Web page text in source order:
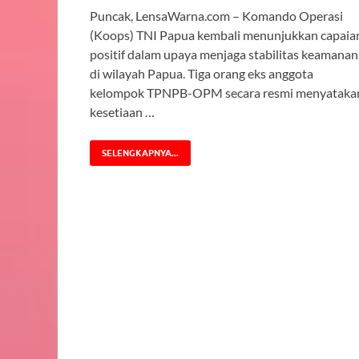
Puncak, LensaWarna.com – Komando Operasi
(Koops) TNI Papua kembali menunjukkan
positif dalam upaya menjaga stabilitas keamanan
di wilayah Papua. Tiga orang eks anggota
kelompok TPNPB-OPM secara resmi
kesetiaan …
SELENGKAPNYA...